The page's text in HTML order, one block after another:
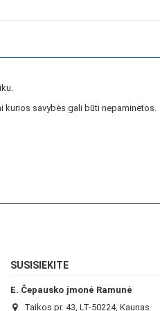
savybės gali būti nepaminėtos.
SUSISIEKITE
E. Čepausko įmonė Ramunė
Taikos pr. 43, LT-50224, Kaunas